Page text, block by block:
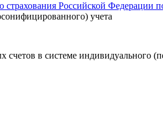
Российской Федерации
учета
в системе индивидуального